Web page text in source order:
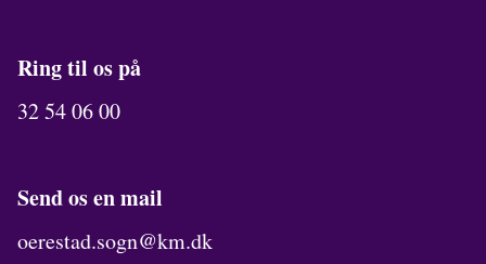
Ring til os på
32 54 06 00
Send os en mail
oerestad.sogn@km.dk